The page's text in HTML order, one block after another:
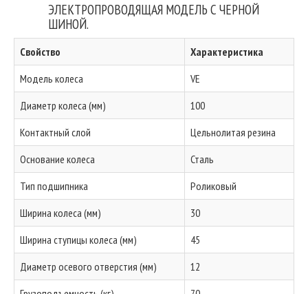
ЭЛЕКТРОПРОВОДЯЩАЯ МОДЕЛЬ С ЧЕРНОЙ
ШИНОЙ.
Свойство
Характеристика
Модель колеса
VE
Диаметр колеса (мм)
100
Контактный слой
Цельнолитая резина
Основание колеса
Сталь
Тип подшипника
Роликовый
Ширина колеса (мм)
30
Ширина ступицы колеса (мм)
45
Диаметр осевого отверстия (мм)
12